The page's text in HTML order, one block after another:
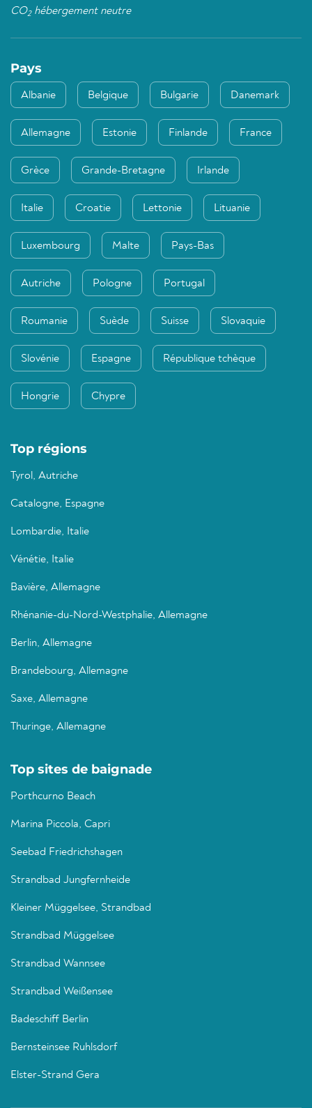
CO2hébergement neutre
Pays
Albanie Belgique Bulgarie Danemark
Allemagne Estonie Finlande France
Grèce Grande-Bretagne Irlande
Italie Croatie Lettonie Lituanie
Luxembourg Malte Pays-Bas
Autriche Pologne Portugal
Roumanie Suède Suisse Slovaquie
Slovénie Espagne République tchèque
Hongrie Chypre
Top régions
Tyrol, Autriche
Catalogne, Espagne
Lombardie, Italie
Vénétie, Italie
Bavière, Allemagne
Rhénanie-du-Nord-Westphalie, Allemagne
Berlin, Allemagne
Brandebourg, Allemagne
Saxe, Allemagne
Thuringe, Allemagne
Top sites de baignade
Porthcurno Beach
Marina Piccola, Capri
Seebad Friedrichshagen
Strandbad Jungfernheide
Kleiner Müggelsee, Strandbad
Strandbad Müggelsee
Strandbad Wannsee
Strandbad Weißensee
Badeschiff Berlin
Bernsteinsee Ruhlsdorf
Elster-Strand Gera